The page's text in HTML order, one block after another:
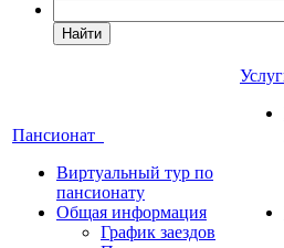
Найти
Пансионат
Виртуальный тур по
пансионату
Общая информация
График заездов